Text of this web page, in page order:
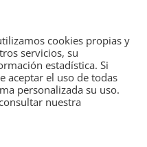
cookies propias y
servicios, su
estadística. Si
aceptar el uso de todas
personalizada su uso.
nuestra